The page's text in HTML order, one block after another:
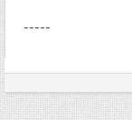
-----